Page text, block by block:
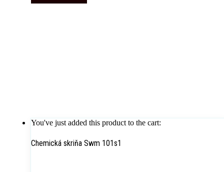
You've just added this product to the cart:
Chemická skriňa Swm 101s1